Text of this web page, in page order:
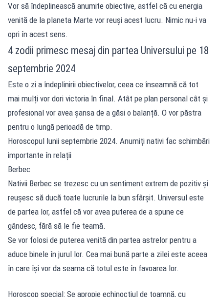
Vor să îndeplinească anumite obiective, astfel că cu energia
venită de la planeta Marte vor reuși acest lucru. Nimic nu-i va
opri în acest sens.
4 zodii primesc mesaj din partea Universului pe 18
septembrie 2024
Este o zi a îndeplinirii obiectivelor, ceea ce înseamnă că tot
mai mulți vor dori victoria în final. Atât pe plan personal cât și
profesional vor avea șansa de a găsi o balanță. O vor păstra
pentru o lungă perioadă de timp.
Horoscopul lunii septembrie 2024. Anumiți nativi fac schimbări
importante în relații
Berbec
Nativii Berbec se trezesc cu un sentiment extrem de pozitiv și
reușesc să ducă toate lucrurile la bun sfârșit. Universul este
de partea lor, astfel că vor avea puterea de a spune ce
gândesc, fără să le fie teamă.
Se vor folosi de puterea venită din partea astrelor pentru a
aduce binele în jurul lor. Cea mai bună parte a zilei este aceea
în care își vor da seama că totul este în favoarea lor.
Horoscop special: Se apropie echinocțiul de toamnă, cu